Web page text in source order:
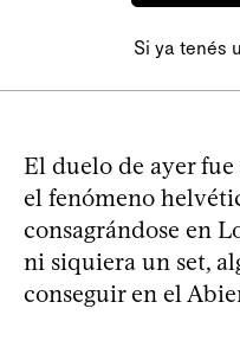
Si ya tenés
El duelo de ayer
el fenómeno
consagrándose en
ni siquiera un set,
conseguir en el